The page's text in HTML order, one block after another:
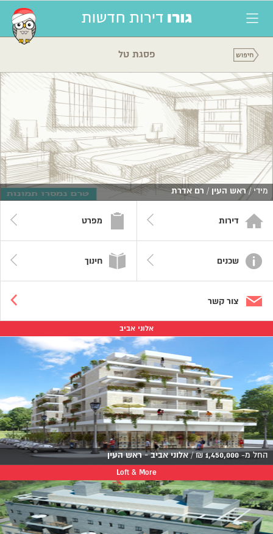
פסגת טל
מידי /ראש העין / רם אדרת
דירות מפרט
שכנים חינוך
צור קשר
אלוני אביב
החל מ- 1,450,000
₪
/אלוני אביב - ראש העין
Loft & More